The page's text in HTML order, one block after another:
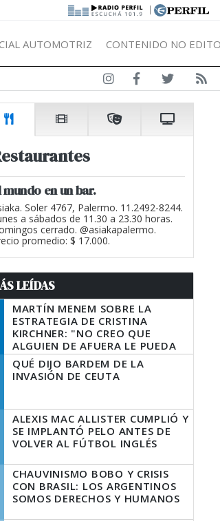
|
AUTOMOTRIZ CONTENIDO NO
mundo en un bar.
Soler 4767, Palermo. 11.2492-8244.
a sábados de 11.30 a 23.30 horas.
cerrado. @asiakapalermo.
promedio: $ 17.000.
LEÍDAS
MARTÍN MENEM SOBRE LA
ESTRATEGIA DE CRISTINA
KIRCHNER: "NO CREO QUE
ALGUIEN DE AFUERA LE PUEDA
DECIR A LA JUSTICIA LO QUE
TIENE QUE HACER"
QUÉ DIJO BARDEM DE LA
INVASIÓN DE CEUTA
ALEXIS MAC ALLISTER CUMPLIÓ Y
SE IMPLANTÓ PELO ANTES DE
VOLVER AL FÚTBOL INGLÉS
CHAUVINISMO BOBO Y CRISIS
CON BRASIL: LOS ARGENTINOS
SOMOS DERECHOS Y HUMANOS